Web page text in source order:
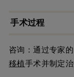
手术过程
咨询：通过专家
移植手术并制定治